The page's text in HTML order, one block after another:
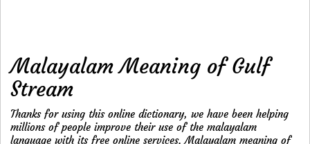
Malayalam Meaning of Gulf
Stream
Thanks for using this online dictionary, we have been helping
millions of people improve their use of the malayalam
language with its free online services. Malayalam meaning of